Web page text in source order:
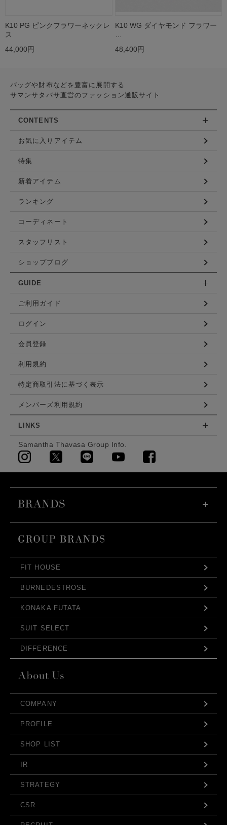
K10 PG ピンクフラワーネックレ
ス
44,000円
K10 WG ダイヤモンド フラワー
48,400円
バッグや財布などを豊富に展開する
サマンサタバサ直営のファッション通販サイト
CONTENTS
お気に入りアイテム
特集
新着アイテム
ランキング
コーディネート
スタッフリスト
ショップブログ
GUIDE
ご利用ガイド
ログイン
会員登録
利用規約
特定商取引法に基づく表示
メンバーズ利用規約
LINKS
Samantha Thavasa Group Info.
FIT HOUSE
BURNEDESTROSE
KONAKA FUTATA
SUIT SELECT
DIFFERENCE
COMPANY
PROFILE
SHOP LIST
IR
STRATEGY
CSR